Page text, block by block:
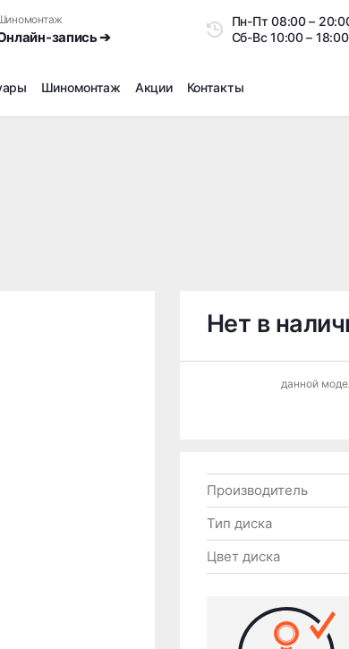
запись ➔
Пн-Пт08:00 –
Сб-Вс10:00 –
Шиномонтаж
Ошиповка, Перешиповка зимней резины
Акции Контакты
Нет в
данной
Производитель
Тип диска
Цвет диска